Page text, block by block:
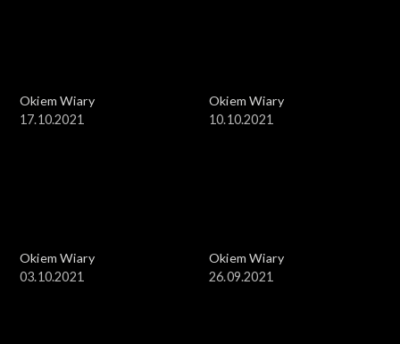
Okiem Wiary
17.10.2021
Okiem Wiary
10.10.2021
Okiem Wiary
03.10.2021
Okiem Wiary
26.09.2021